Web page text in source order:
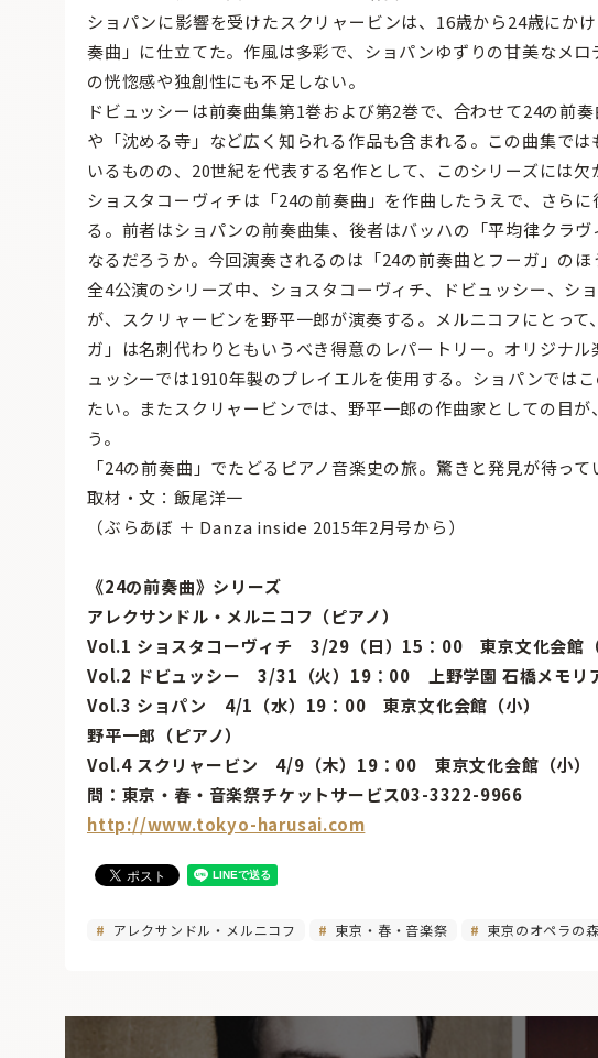
ショパンに影響を受けたスクリャービンは、16歳から24歳にか
奏曲」に仕立てた。作風は多彩で、ショパンゆずりの甘美なメ
の恍惚感や独創性にも不足しない。
ドビュッシーは前奏曲集第1巻および第2巻で、合わせて24の前
や「沈める寺」など広く知られる作品も含まれる。この曲集で
いるものの、20世紀を代表する名作として、このシリーズには欠
ショスタコーヴィチは「24の前奏曲」を作曲したうえで、さら
る。前者はショパンの前奏曲集、後者はバッハの「平均律クラ
なるだろうか。今回演奏されるのは「24の前奏曲とフーガ」のほ
全4公演のシリーズ中、ショスタコーヴィチ、ドビュッシー、シ
が、スクリャービンを野平一郎が演奏する。メルニコフにとっ
ガ」は名刺代わりともいうべき得意のレパートリー。オリジナ
ュッシーでは1910年製のプレイエルを使用する。ショパンでは
たい。またスクリャービンでは、野平一郎の作曲家としての目
う。
「24の前奏曲」でたどるピアノ音楽史の旅。驚きと発見が待って
取材・文：飯尾洋一
（ぶらあぼ ＋ Danza inside 2015年2月号から）
《24の前奏曲》シリーズ
アレクサンドル・メルニコフ（ピアノ）
Vol.1 ショスタコーヴィチ 3/29（日）15：00 東京文化会館（
Vol.2 ドビュッシー 3/31（火）19：00 上野学園 石橋メモリ
Vol.3 ショパン 4/1（水）19：00 東京文化会館（小）
野平一郎（ピアノ）
Vol.4 スクリャービン 4/9（木）19：00 東京文化会館（小）
問：東京・春・音楽祭チケットサービス03-3322-9966
http://www.tokyo-harusai.com
アレクサンドル・メルニコフ 東京・春・音楽祭 東京のオペラの森